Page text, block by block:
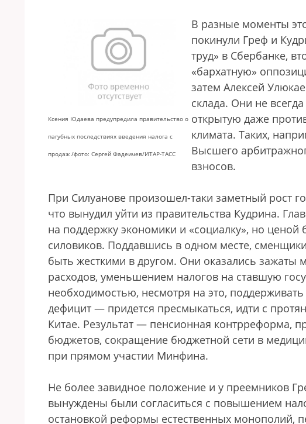
Ксения Юдаева предупредила правительство о
пагубных последствиях введения налога с
продаж /фото: Сергей Фадеичев/ИТАР-ТАСС
В разные моменты
покинули Греф и
труд» в Сбербанке,
«бархатную»
затем Алексей
склада. Они не
открытую даже
климата. Таких,
Высшего
взносов.
При Силуанове произошел-таки заметный рост
что вынудил уйти из правительства Кудрина.
на поддержку экономики и «социалку», но ценой
силовиков. Поддавшись в одном месте,
быть жесткими в другом. Они оказались
расходов, уменьшением налогов на ставшую
необходимостью, несмотря на это,
дефицит — придется пресмыкаться, идти с
Китае. Результат — пенсионная контрреформа,
бюджетов, сокращение бюджетной сети в
при прямом участии Минфина.
Не более завидное положение и у преемников
вынуждены были согласиться с повышением
остановкой реформы естественных монополий,